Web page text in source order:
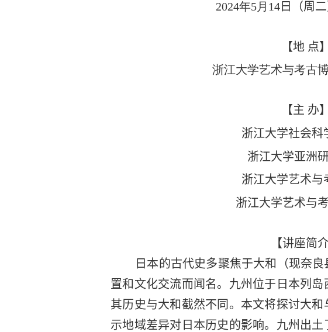
2024年5月 14日（周 二
【地 点】
浙江大学艺术与考古
【主 办】
浙江大学社会科
浙江大学亚洲
浙江大学艺术与
浙江大学艺术与
【讲座简介
日本的古代史多聚焦于大和（现奈
置和文化交流而闻名。九州位于日本列岛
其历史与大和截然不同。本文将探讨大
示地域差异对日本历史的影响。九州出